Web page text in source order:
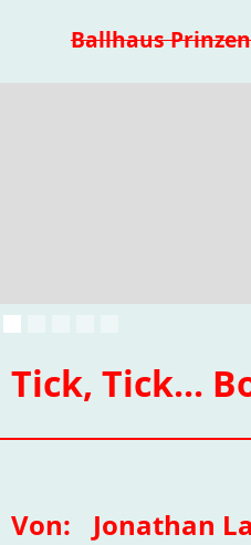
Ballhaus
Kinder- &
Tick, Tick...
Von:
Jonathan